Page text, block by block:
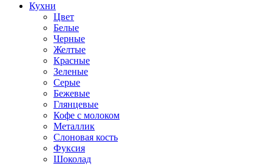
Кухни
Цвет
Белые
Черные
Желтые
Красные
Зеленые
Серые
Бежевые
Глянцевые
Кофе с молоком
Металлик
Слоновая кость
Фуксия
Шоколад